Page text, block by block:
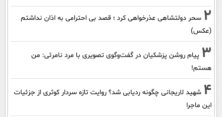
2 سحر دولتشاهی عذرخواهی کرد ؛ قصد بی احترامی به اذان نداشتم
(عکس)
3 پیام روشن پزشکیان در گفت‌و‌گوی تصویری با مرد نامرئی: من
هستم!
4 شهید لاریجانی چگونه ردیابی شد؟ روایت تازه سردار کوثری از جزئیات
این ماجرا